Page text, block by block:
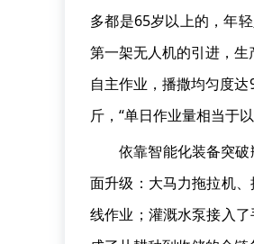
多都是65岁以上的，年
第一架无人机的引进，
自主作业，播撒均匀度
斤，“单日作业量相当于
依靠智能化装备突
面升级：大马力拖拉机
线作业；灌溉水泵接入